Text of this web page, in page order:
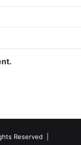
Reserved |